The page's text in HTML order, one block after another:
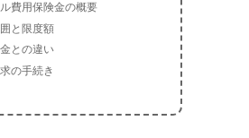
費用保険金の概要
と限度額
との違い
の手続き